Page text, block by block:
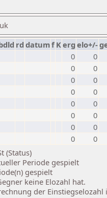
rd datumf Kerg elo+/-
0
0
0
0
0
0
0
0
0
0
0
0
0
0
0
0
(Status)
Periode gespielt
gespielt
keine Elozahl hat.
der